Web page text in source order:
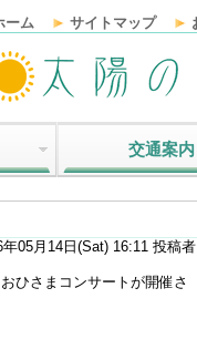
ーム サイトマップ
交通案内
年05月14日(Sat) 16:11 投稿
ひさまコンサートが開催さ